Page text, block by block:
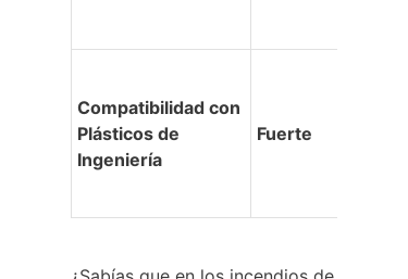
Compatibilidad con
Plásticos de
Ingeniería
Fuerte